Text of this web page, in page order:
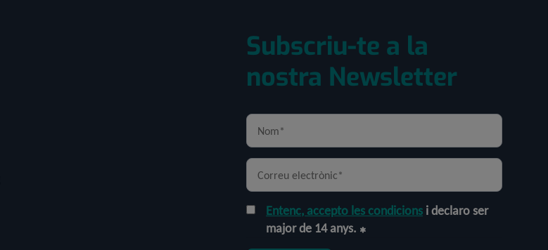
Subscriu-te a la
nostra Newsletter
Entenc, accepto les condicions i declaro ser
major de 14 anys.